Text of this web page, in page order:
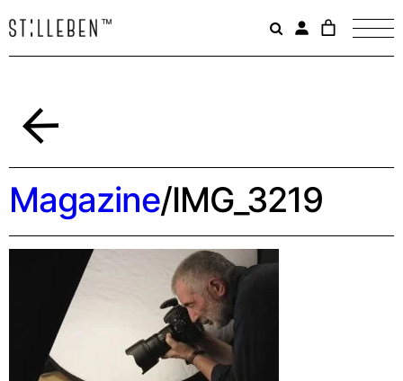
Il
è
Magazine/IMG_3219